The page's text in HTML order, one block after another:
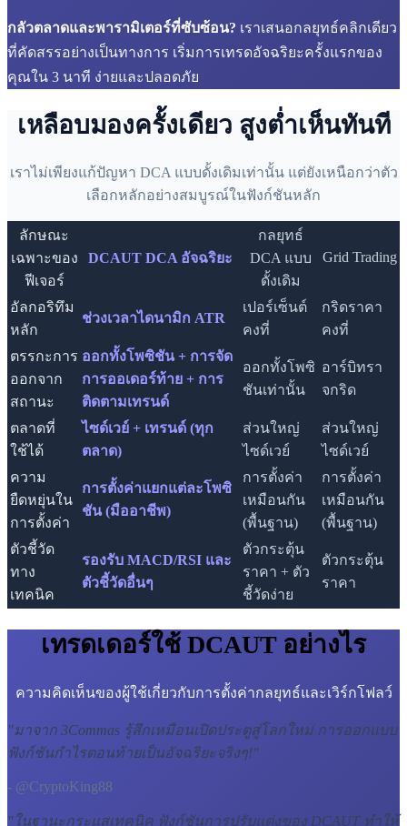
กลัวตลาดและพารามิเตอร์ที่ซับซ้อน? เราเสนอกลยุทธ์คลิกเดียว
ที่คัดสรรอย่างเป็นทางการ เริ่มการเทรดอัจฉริยะครั้งแรกของ
คุณใน 3 นาที ง่ายและปลอดภัย
เหลือบมองครั้งเดียว สูงต่ำเห็นทันที
เราไม่เพียงแก้ปัญหา DCA แบบดั้งเดิมเท่านั้น แต่ยังเหนือกว่าตัว
เลือกหลักอย่างสมบูรณ์ในฟังก์ชันหลัก
ลักษณะ
เฉพาะของ
ฟีเจอร์
DCAUT DCA อัจฉริยะ
กลยุทธ์
DCA แบบ
ดั้งเดิม
Grid Trading
อัลกอริทึม
หลัก
ช่วงเวลาไดนามิก ATR
เปอร์เซ็นต์
คงที่
กริดราคา
คงที่
ตรรกะการ
ออกจาก
สถานะ
ออกทั้งโพซิชัน + การจัด
การออเดอร์ท้าย + การ
ติดตามเทรนด์
ออกทั้งโพซิ
ชันเท่านั้น
อาร์บิทรา
จกริด
ตลาดที่
ใช้ได้
ไซด์เวย์ + เทรนด์ (ทุก
ตลาด)
ส่วนใหญ่
ไซด์เวย์
ส่วนใหญ่
ไซด์เวย์
ความ
ยืดหยุ่นใน
การตั้งค่า
การตั้งค่าแยกแต่ละโพซิ
ชัน (มืออาชีพ)
การตั้งค่า
เหมือนกัน
(พื้นฐาน)
การตั้งค่า
เหมือนกัน
(พื้นฐาน)
ตัวชี้วัด
ทาง
เทคนิค
รองรับ MACD/RSI และ
ตัวชี้วัดอื่นๆ
ตัวกระตุ้น
ราคา + ตัว
ชี้วัดง่าย
ตัวกระตุ้น
ราคา
เทรดเดอร์ใช้ DCAUT อย่างไร
ความคิดเห็นของผู้ใช้เกี่ยวกับการตั้งค่ากลยุทธ์และเวิร์กโฟลว์
"มาจาก 3Commas รู้สึกเหมือนเปิดประตูสู่โลกใหม่ การออกแบบ
ฟังก์ชันกำไรตอนท้ายเป็นอัจฉริยะจริงๆ!"
- @CryptoKing88
"ในฐานะกระแสเทคนิค ฟังก์ชันการปรับแต่งของ DCAUT ทำให้